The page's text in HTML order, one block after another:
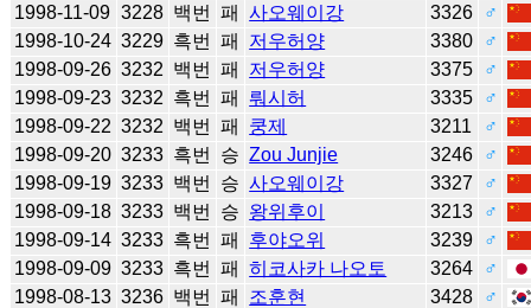
1998-11-09 3228 백번 패 사오웨이강 3326
♂
1998-10-24 3229 흑번 패 저우허양 3380
♂
1998-09-26 3232 백번 패 저우허양 3375
♂
1998-09-23 3232 흑번 패 뤄시허 3335
♂
1998-09-22 3232 백번 패 쿵제 3211
♂
1998-09-20 3233 흑번 승 Zou Junjie 3246
♂
1998-09-19 3233 백번 승 사오웨이강 3327
♂
1998-09-18 3233 백번 승 왕위후이 3213
♂
1998-09-14 3233 흑번 패 후야오위 3239
♂
1998-09-09 3233 흑번 패 히코사카 나오토 3264
♂
1998-08-13 3236 백번 패 조훈현 3428
♂